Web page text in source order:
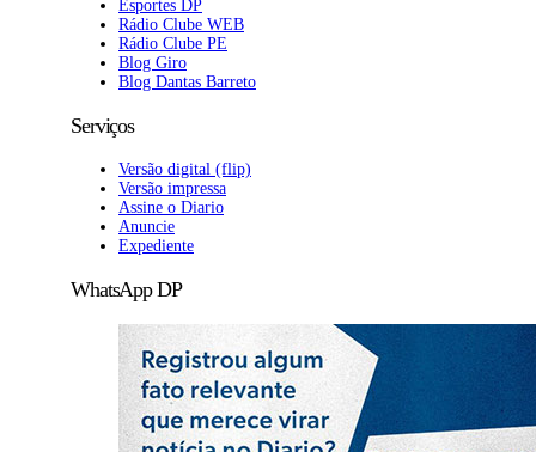
Esportes DP
Rádio Clube WEB
Rádio Clube PE
Blog Giro
Blog Dantas Barreto
Serviços
Versão digital (flip)
Versão impressa
Assine o Diario
Anuncie
Expediente
WhatsApp DP